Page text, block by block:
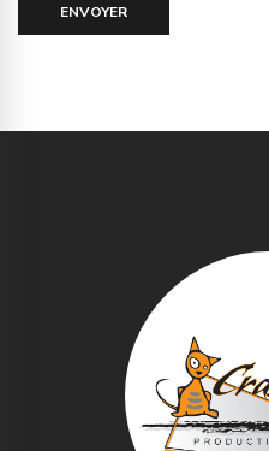
ENVOYER